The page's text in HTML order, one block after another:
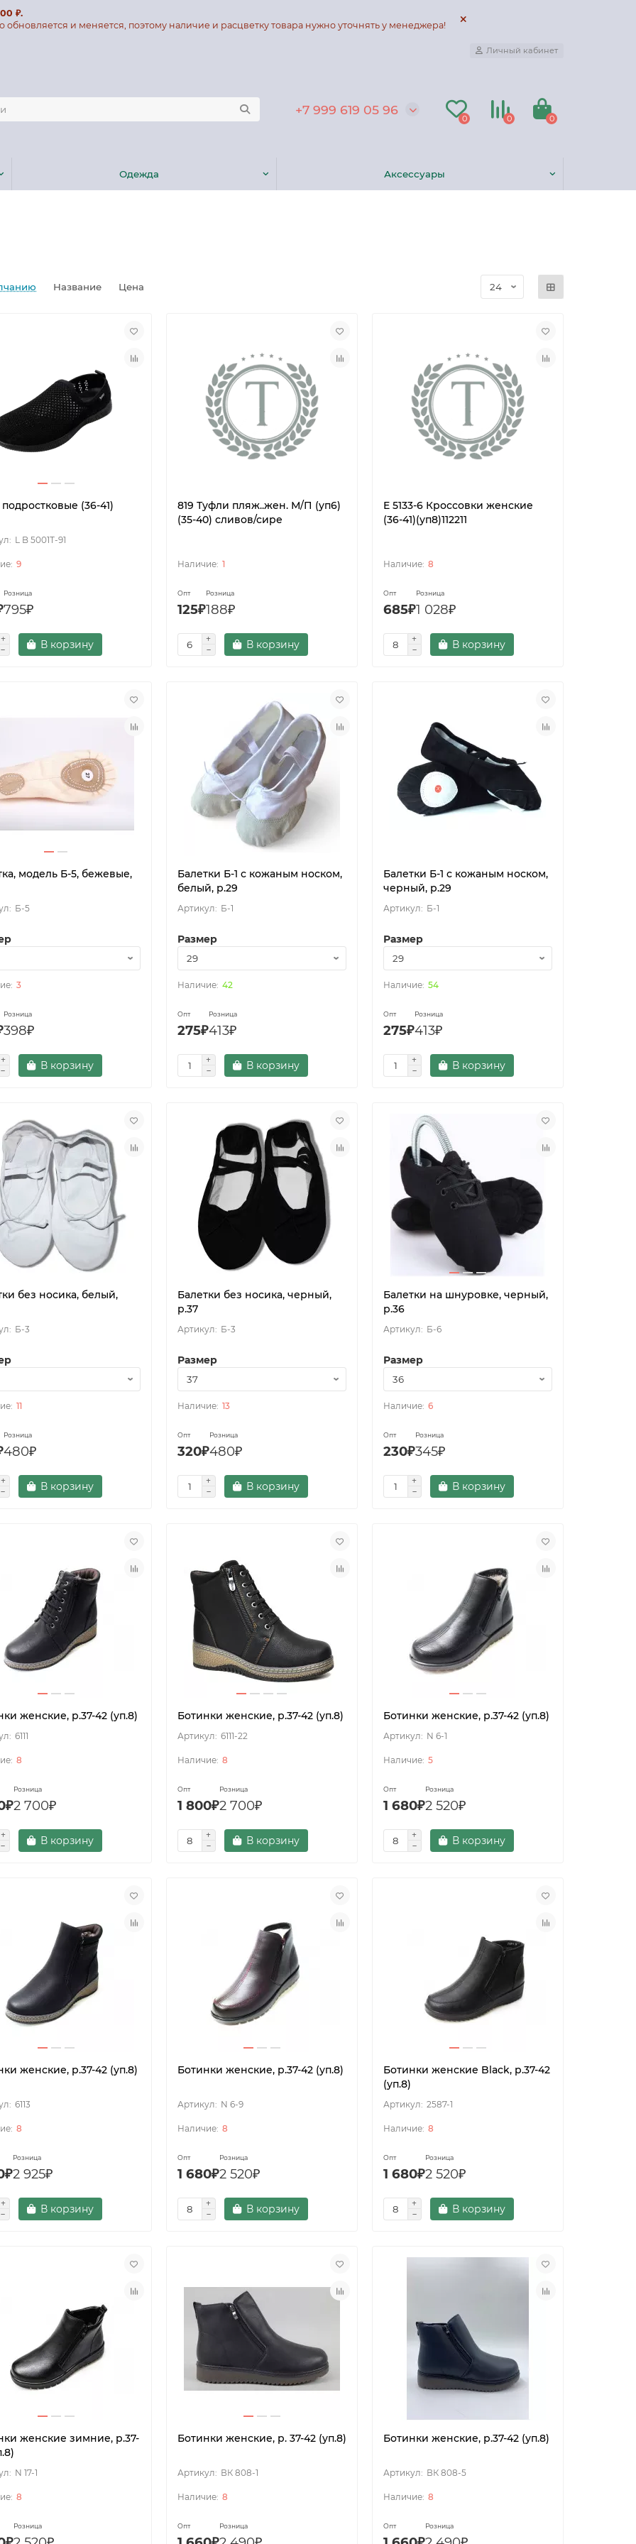
₽.
обновляется и меняется, поэтому наличие и расцветку товара нужно уточнять у менеджера!
Личный кабинет
+7 999 619 05 96
0 0 0
Одежда Аксессуары
Название Цена
(36-41)
L B 5001Т-91
9
Розница
795₽
В корзину
819 Туфли пляж..жен. М/П (уп6)
(35-40) сливов/сире
1
Опт
125₽
Розница
188₽
В корзину
E 5133-6 Кроссовки женские
(36-41)(уп8)112211
8
Опт
685₽
Розница
1 028₽
В корзину
модель Б-5, бежевые,
Б-5
3
Розница
398₽
В корзину
Балетки Б-1 с кожаным носком,
белый, р.29
Б-1
Размер
42
Опт
275₽
Розница
413₽
В корзину
Балетки Б-1 с кожаным носком,
черный, р.29
Б-1
Размер
54
Опт
275₽
Розница
413₽
В корзину
без носика, белый,
Б-3
11
Розница
480₽
В корзину
Балетки без носика, черный,
р.37
Б-3
Размер
13
Опт
320₽
Розница
480₽
В корзину
Балетки на шнуровке, черный,
р.36
Б-6
Размер
6
Опт
230₽
Розница
345₽
В корзину
женские, р.37-42 (уп.8)
6111
8
Розница
2 700₽
В корзину
Ботинки женские, р.37-42 (уп.8)
6111-22
8
Опт
1 800₽
Розница
2 700₽
В корзину
Ботинки женские, р.37-42 (уп.8)
N 6-1
5
Опт
1 680₽
Розница
2 520₽
В корзину
женские, р.37-42 (уп.8)
6113
8
Розница
2 925₽
В корзину
Ботинки женские, р.37-42 (уп.8)
N 6-9
8
Опт
1 680₽
Розница
2 520₽
В корзину
Ботинки женские Black, р.37-42
(уп.8)
2587-1
8
Опт
1 680₽
Розница
2 520₽
В корзину
женские зимние, р.37-
N 17-1
8
Розница
Ботинки женские, р. 37-42 (уп.8)
ВК 808-1
8
Опт Розница
Ботинки женские, р.37-42 (уп.8)
ВК 808-5
8
Опт Розница